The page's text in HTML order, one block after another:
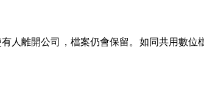
人離開公司，檔案仍會保留。如同共用數位